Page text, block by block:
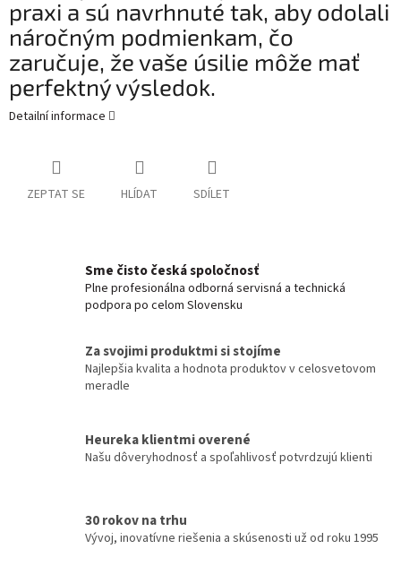
praxi a sú navrhnuté tak, aby odolali
náročným podmienkam, čo
zaručuje, že vaše úsilie môže mať
perfektný výsledok.
Detailní informace
ZEPTAT SE HLÍDAT SDÍLET
Sme čisto česká spoločnosť
Plne profesionálna odborná servisná a technická
podpora po celom Slovensku
Za svojimi produktmi si stojíme
Najlepšia kvalita a hodnota produktov v celosvetovom
meradle
Heureka klientmi overené
Našu dôveryhodnosť a spoľahlivosť potvrdzujú klienti
30 rokov na trhu
Vývoj, inovatívne riešenia a skúsenosti už od roku 1995